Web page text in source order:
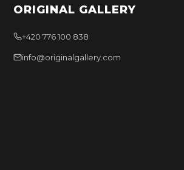
ORIGINAL GALLERY
+420 776 100 838
info@originalgallery.com